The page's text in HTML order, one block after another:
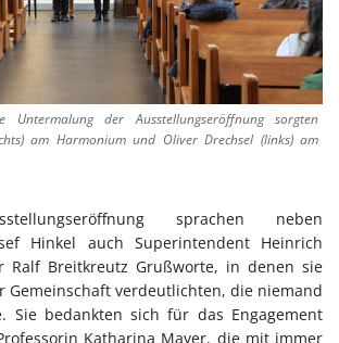
Untermalung der Ausstellungseröffnung sorgten
am Harmonium und Oliver Drechsel (links) am
sprachen neben
Hinkel auch Superintendent Heinrich
Ralf Breitkreutz Grußworte, in denen sie
Gemeinschaft verdeutlichten, die niemand
Sie bedankten sich für das Engagement
Katharina Mayer, die mit immer